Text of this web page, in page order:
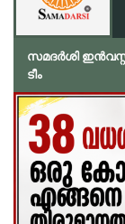
സമദർശി
ടീം